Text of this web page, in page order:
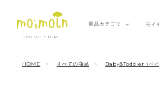
ONLINE STORE
商品カテゴリ モイ
HOME すべての商品 Baby&Toddler （ベ